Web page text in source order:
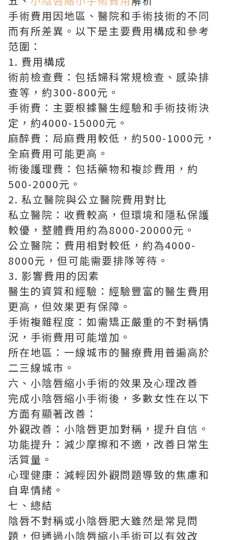
手術費用因地區、醫院和手術技術的不同
而有所差異。以下是主要費用構成和參考
范圍：
1. 費用構成
術前檢查費：包括婦科常規檢查、感染排
查等，約300-800元。
手術費：主要根據醫生經驗和手術技術決
定，約4000-15000元。
麻醉費：局麻費用較低，約500-1000元，
全麻費用可能更高。
術後護理費：包括藥物和複診費用，約
500-2000元。
2. 私立醫院與公立醫院費用對比
私立醫院：收費較高，但環境和隱私保護
較優，整體費用約為8000-20000元。
公立醫院：費用相對較低，約為4000-
8000元，但可能需要排隊等待。
3. 影響費用的因素
醫生的資質和經驗：經驗豐富的醫生費用
更高，但效果更有保障。
手術複雜程度：如需矯正嚴重的不對稱情
況，手術費用可能增加。
所在地區：一線城市的醫療費用普遍高於
二三線城市。
六、小陰唇縮小手術的效果及心理改善
完成小陰唇縮小手術後，多數女性在以下
方面有顯著改善：
外觀改善：小陰唇更加對稱，提升自信。
功能提升：減少摩擦和不適，改善日常生
活質量。
心理健康：減輕因外觀問題導致的焦慮和
自卑情緒。
七、總結
陰唇不對稱或小陰唇肥大雖然是常見問
題，但通過小陰唇縮小手術可以有效改